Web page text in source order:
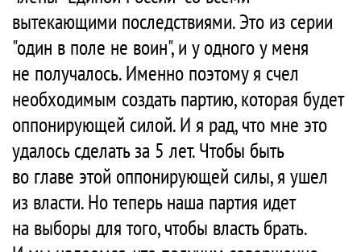
вытекающими последствиями. Это из серии
"один в поле не воин", и у одного у меня
не получалось. Именно поэтому я счел
необходимым создать партию, которая будет
оппонирующей силой. И я рад, что мне это
удалось сделать за 5 лет. Чтобы быть
во главе этой оппонирующей силы, я ушел
из власти. Но теперь наша партия идет
на выборы для того, чтобы власть брать.